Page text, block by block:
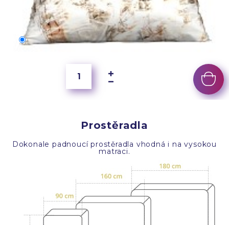
70x50 cm
Prostěradla
Dokonale padnoucí prostěradla vhodná i na vysokou
matraci.